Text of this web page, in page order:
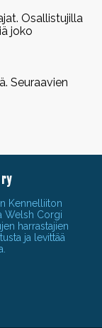
Osallistujilla
joko
Seuraavien
ry
Kennelliiton
Welsh Corgi
harrastajien
ja levittää